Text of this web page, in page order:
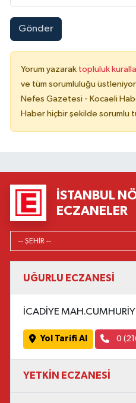
Gönder
Yorum yazarak topluluk
ve tüm sorumluluğu
Nefes Gazetesi - Kocaeli
Haber hiçbir şekilde sorumlu
İSTANBUL
ECZANELER
UĞURLU ECZANESİ
İCADİYE
Yol Tarifi Al 0
YETKİN ECZANESİ